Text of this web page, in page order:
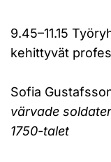
9.45–11.15
kehittyvät
Sofia
värvade
1750-talet